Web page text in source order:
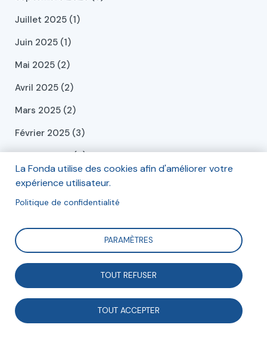
Juillet 2025 (1)
Juin 2025 (1)
Mai 2025 (2)
Avril 2025 (2)
Mars 2025 (2)
Février 2025 (3)
Janvier 2025 (4)
Décembre 2024 (6)
Novembre 2024 (1)
Septembre 2024 (2)
Juillet 2024 (2)
Juin 2024 (2)
Mai 2024 (2)
La Fonda utilise des cookies afin d'améliorer votre
expérience utilisateur.
Politique de confidentialité
PARAMÈTRES
TOUT REFUSER
TOUT ACCEPTER